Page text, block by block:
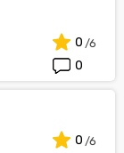
0
0
0